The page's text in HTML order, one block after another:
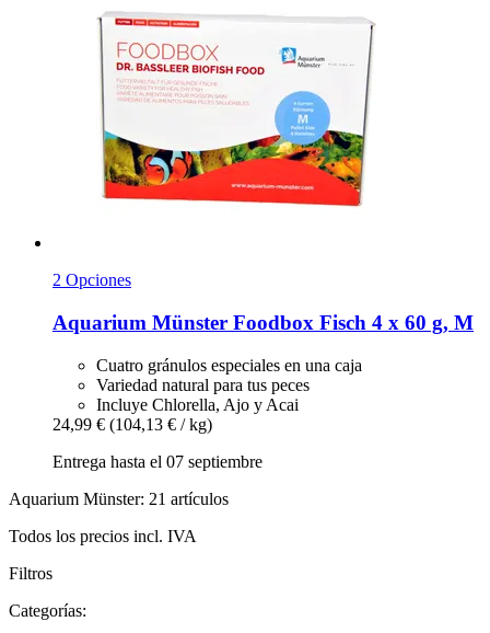
2 Opciones
Aquarium Münster Foodbox Fisch 4 x 60 g, M
Cuatro gránulos especiales en una caja
Variedad natural para tus peces
Incluye Chlorella, Ajo y Acai
24,99 € (104,13 € / kg)
Entrega hasta el 07 septiembre
Aquarium Münster: 21 artículos
Todos los precios incl. IVA
Filtros
Categorías: